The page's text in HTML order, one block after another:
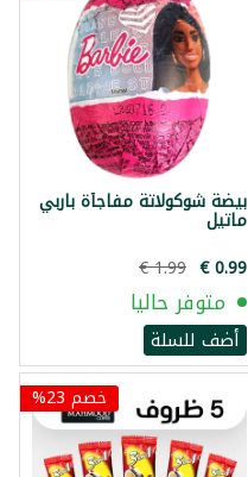
بيضة شوكولاتة مفاجأة باربي
ماتيل
متوفر حاليا
أضف للسلة
خصم 23%